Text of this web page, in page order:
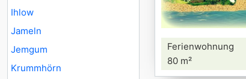
Ihlow
Jameln
Jemgum
Krummhörn
Ferienwohnung
80 m²